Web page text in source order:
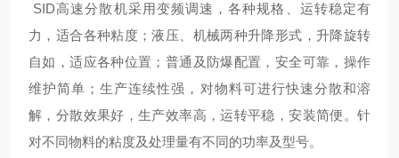
SID高速分散机采用变频调速，各种规格、运转稳定有
力，适合各种粘度；液压、机械两种升降形式，升降旋转
自如，适应各种位置；普通及防爆配置，安全可靠，操作
维护简单；生产连续性强，对物料可进行快速分散和溶
解，分散效果好，生产效率高，运转平稳，安装简便。针
对不同物料的粘度及处理量有不同的功率及型号。